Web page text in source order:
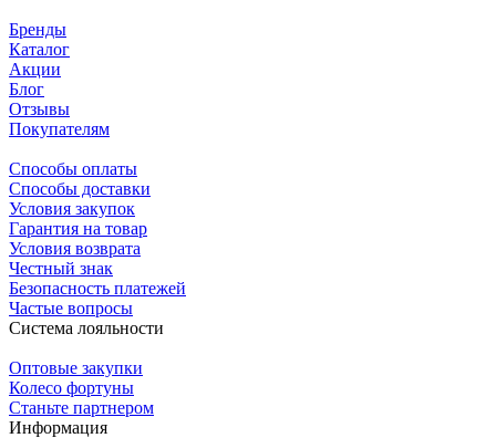
Бренды
Каталог
Акции
Блог
Отзывы
Покупателям
Способы оплаты
Способы доставки
Условия закупок
Гарантия на товар
Условия возврата
Честный знак
Безопасность платежей
Частые вопросы
Система лояльности
Оптовые закупки
Колесо фортуны
Станьте партнером
Информация